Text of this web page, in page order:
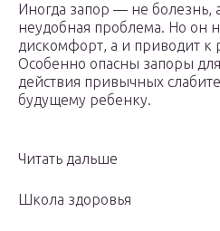
Иногда запор — не болезнь,
неудобная проблема. Но он
дискомфорт, а и приводит к
Особенно опасны запоры
действия привычных
будущему ребенку.
Читать дальше
Школа здоровья